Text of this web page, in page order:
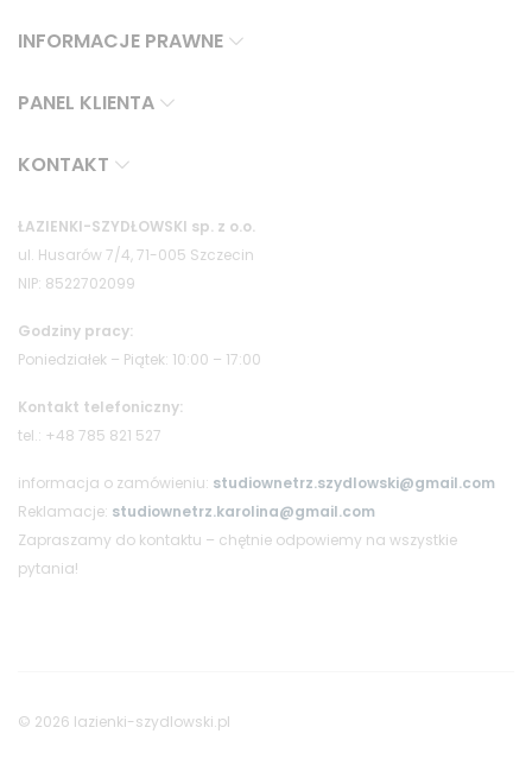
INFORMACJE PRAWNE
PANEL KLIENTA
KONTAKT
ŁAZIENKI-SZYDŁOWSKI sp. z o.o.
ul. Husarów 7/4, 71-005 Szczecin
NIP: 8522702099
Godziny pracy:
Poniedziałek – Piątek: 10:00 – 17:00
Kontakt telefoniczny:
tel.: +48 785 821 527
informacja o zamówieniu: studiownetrz.szydlowski@gmail.com
Reklamacje: studiownetrz.karolina@gmail.com
Zapraszamy do kontaktu – chętnie odpowiemy na wszystkie
pytania!
© 2026 lazienki-szydlowski.pl